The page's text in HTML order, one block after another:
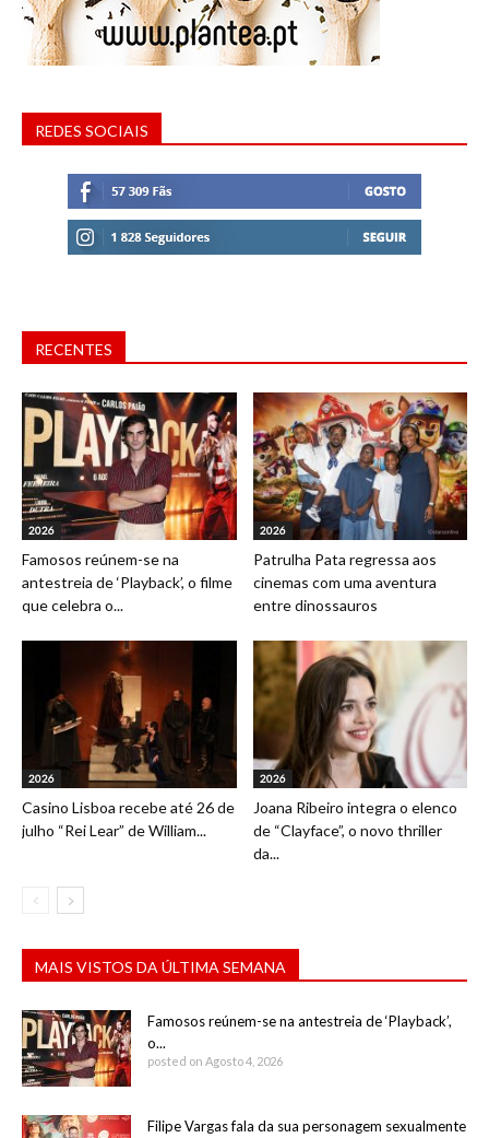
REDES SOCIAIS
RECENTES
2026
Famosos reúnem-se na
antestreia de ‘Playback’, o filme
que celebra o...
2026
Patrulha Pata regressa aos
cinemas com uma aventura
entre dinossauros
2026
Casino Lisboa recebe até 26 de
julho “Rei Lear” de William...
2026
Joana Ribeiro integra o elenco
de “Clayface”, o novo thriller
da...
MAIS VISTOS DA ÚLTIMA SEMANA
Famosos reúnem-se na antestreia de ‘Playback’,
o...
posted on Agosto 4, 2026
Filipe Vargas fala da sua personagem sexualmente